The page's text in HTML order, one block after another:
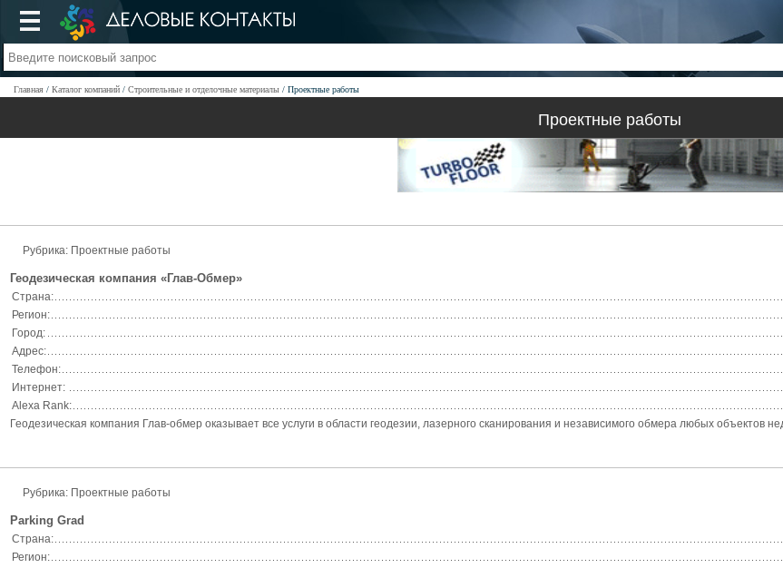
Главная Каталог компаний Строительные и отделочные материалы Проектные работы
Проектные работы
Рубрика: Проектные работы
Геодезическая компания «Глав-Обмер»
Страна:
Регион:
Город:
Адрес:
Телефон:
Интернет:
Alexa Rank:
Геодезическая компания Глав-обмер оказывает все услуги в области геодезии, лазерного сканирования и независимого обмера любых
Рубрика: Проектные работы
Parking Grad
Страна:
Регион: